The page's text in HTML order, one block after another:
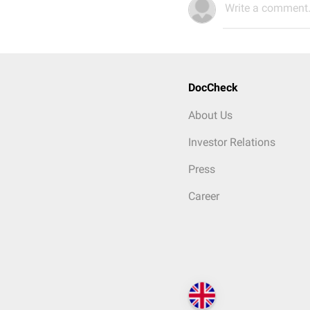
Write a
DocCheck
About Us
Investor Relations
Press
Career